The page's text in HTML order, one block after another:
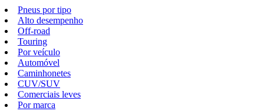
Pneus por tipo
Alto desempenho
Off-road
Touring
Por veículo
Automóvel
Caminhonetes
CUV/SUV
Comerciais leves
Por marca